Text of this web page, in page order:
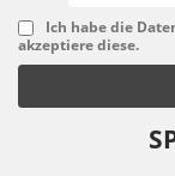
Ich habe die
akzeptiere diese.